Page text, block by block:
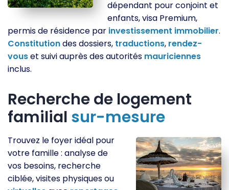
dépendant pour conjoint et
enfants, visa Premium,
permis de résidence par investissement immobilier.
Constitutiondes dossiers, traductions, rendez-
vouset suivi auprès des autorités mauriciennes
inclus.
Recherche de logement
familial sur-mesure
Trouvez le foyer idéal pour
votre famille : analyse de
vos besoins, recherche
ciblée, visites physiques ou